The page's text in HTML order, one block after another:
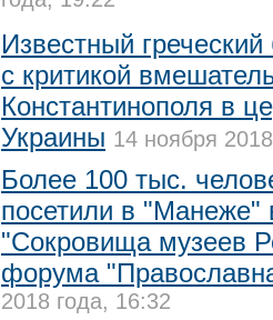
Известный
с критикой
Константинополя в
Украины 14 ноября
Более 100 тыс.
посетили в "Манеже"
"Сокровища музеев
форума
2018 года, 16:32